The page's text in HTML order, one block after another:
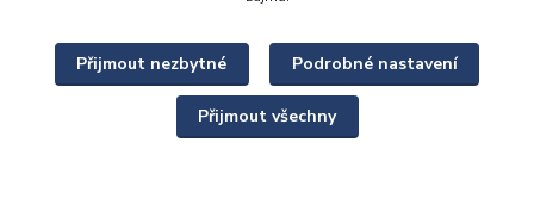
Upravit sběr cookies.
Přijmout nezbytné Podrobné nastavení
Přijmout všechny